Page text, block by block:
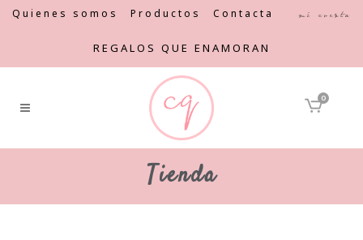
Quienes somos Productos Contacta Mi cuenta
REGALOS QUE ENAMORAN
0
Tienda